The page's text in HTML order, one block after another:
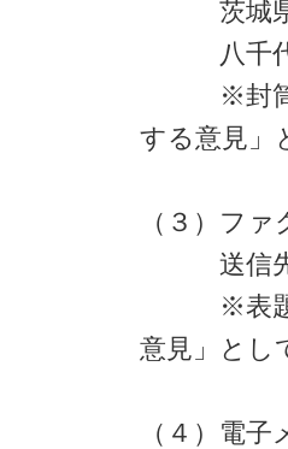
茨城県結
八千代町
※封筒に
する意見」
（３）フ
送信先
※表題名
意見」とし
（４）電